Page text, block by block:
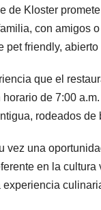
de Kloster
con amigos
pet friendly,
que el
de 7:00
rodeados
vez una
en la
experiencia